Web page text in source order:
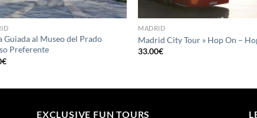
Guiada al Museo del Prado
Preferente
€
MADRID
Madrid City Tour » Hop On –
33.00€
EXCLUSIVE FUN TOURS